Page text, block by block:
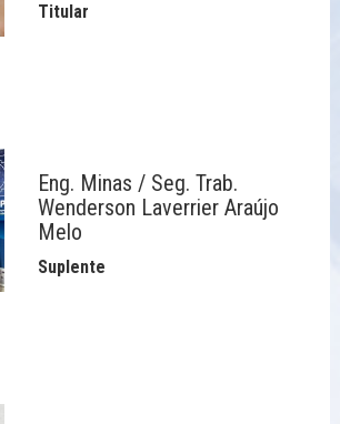
Titular
Eng. Minas / Seg. Trab.
Wenderson Laverrier Araújo
Melo
Suplente